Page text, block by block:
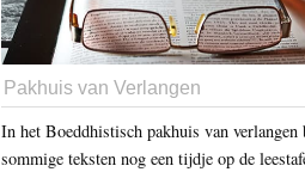
Pakhuis van Verlangen
In het Boeddhistisch pakhuis van verlangen
sommige teksten nog een tijdje op de